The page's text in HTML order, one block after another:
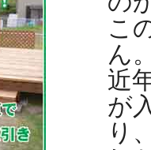
こ
ん
近
が
り